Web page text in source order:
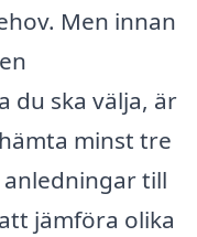
Men innan
du ska välja, är
minst tre
till
jämföra olika